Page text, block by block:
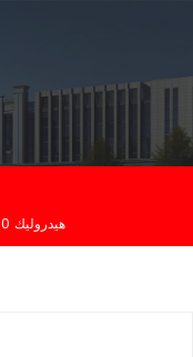
FAh010 هيدروليك